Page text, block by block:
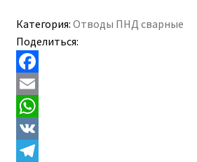
Категория: Отводы ПНД сварные
Поделиться:
F
a
c
e
E
m
a
W
h
V